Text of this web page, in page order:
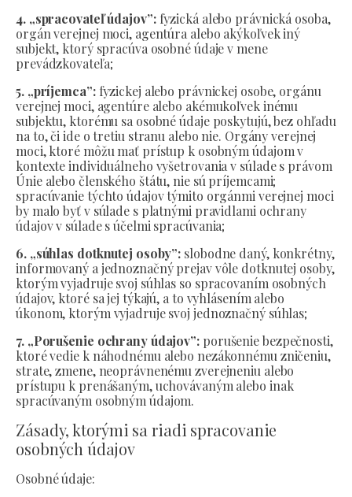
4. „spracovateľ údajov”:fyzická alebo právnická osoba,
orgán verejnej moci, agentúra alebo akýkoľvek iný
subjekt, ktorý spracúva osobné údaje v mene
prevádzkovateľa;
5. „príjemca”:fyzickej alebo právnickej osobe, orgánu
verejnej moci, agentúre alebo akémukoľvek inému
subjektu, ktorému sa osobné údaje poskytujú, bez ohľadu
na to, či ide o tretiu stranu alebo nie. Orgány verejnej
moci, ktoré môžu mať prístup k osobným údajom v
kontexte individuálneho vyšetrovania v súlade s právom
Únie alebo členského štátu, nie sú príjemcami;
spracúvanie týchto údajov týmito orgánmi verejnej moci
by malo byť v súlade s platnými pravidlami ochrany
údajov v súlade s účelmi spracúvania;
6. „súhlas dotknutej osoby”: slobodne daný, konkrétny,
informovaný a jednoznačný prejav vôle dotknutej osoby,
ktorým vyjadruje svoj súhlas so spracovaním osobných
údajov, ktoré sa jej týkajú, a to vyhlásením alebo
úkonom, ktorým vyjadruje svoj jednoznačný súhlas;
7. „Porušenie ochrany údajov”: porušenie bezpečnosti,
ktoré vedie k náhodnému alebo nezákonnému zničeniu,
strate, zmene, neoprávnenému zverejneniu alebo
prístupu k prenášaným, uchovávaným alebo inak
spracúvaným osobným údajom.
Zásady, ktorými sa riadi spracovanie
osobných údajov
Osobné údaje: